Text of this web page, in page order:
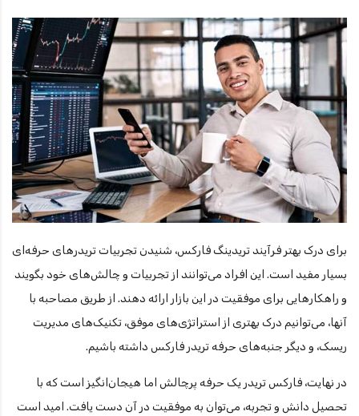
برای درک بهتر فرآیند تریدینگ فارکس، شنیدن تجربیات تریدرهای حرفه‌ای
بسیار مفید است. این افراد می‌توانند از تجربیات و چالش‌های خود بگویند
و راهکارهایی برای موفقیت در این بازار ارائه دهند. از طریق مصاحبه با
آنها، می‌توانیم درک بهتری از استراتژی‌های موفق، تکنیک‌های مدیریت
ریسک، و دیگر جنبه‌های حرفه تریدر فارکس داشته باشیم.
در نهایت، فارکس تریدر یک حرفه پرچالش اما هیجان‌انگیز است که با
تحصیل دانش و تجربه، می‌توان به موفقیت در آن دست یافت. امید است